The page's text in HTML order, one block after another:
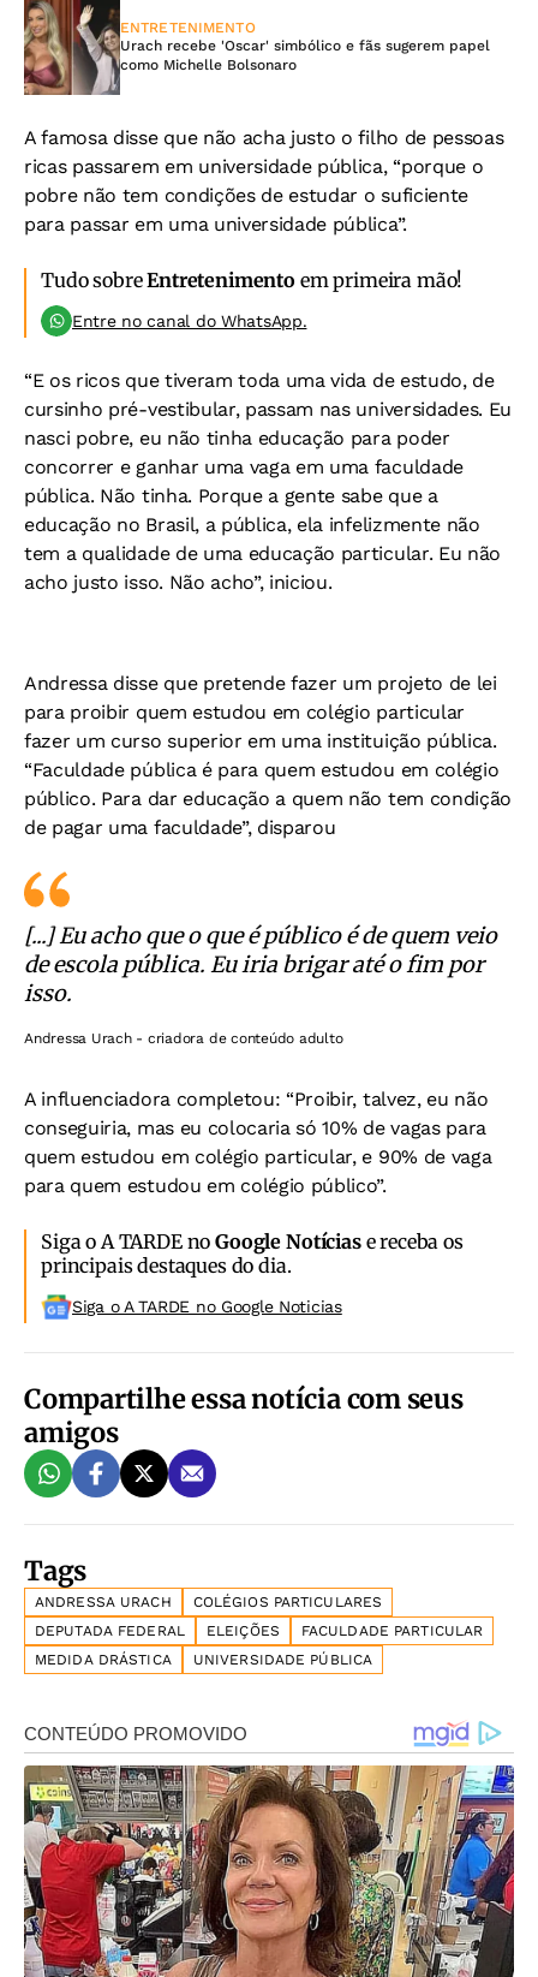
ENTRETENIMENTO
Urach recebe 'Oscar' simbólico e fãs sugerem papel
como Michelle Bolsonaro
A famosa disse que não acha justo o filho de pessoas
ricas passarem em universidade pública, “porque o
pobre não tem condições de estudar o suficiente
para passar em uma universidade pública”.
Tudo sobreEntretenimento em primeira mão!
Entre no canal do WhatsApp.
“E os ricos que tiveram toda uma vida de estudo, de
cursinho pré-vestibular, passam nas universidades. Eu
nasci pobre, eu não tinha educação para poder
concorrer e ganhar uma vaga em uma faculdade
pública. Não tinha. Porque a gente sabe que a
educação no Brasil, a pública, ela infelizmente não
tem a qualidade de uma educação particular. Eu não
acho justo isso. Não acho”, iniciou.
Andressa disse que pretende fazer um projeto de lei
para proibir quem estudou em colégio particular
fazer um curso superior em uma instituição pública.
“Faculdade pública é para quem estudou em colégio
público. Para dar educação a quem não tem condição
de pagar uma faculdade”, disparou
[...] Eu acho que o que é público é de quem veio
de escola pública. Eu iria brigar até o fim por
isso.
Andressa Urach - criadora de conteúdo adulto
A influenciadora completou: “Proibir, talvez, eu não
conseguiria, mas eu colocaria só 10% de vagas para
quem estudou em colégio particular, e 90% de vaga
para quem estudou em colégio público”.
Siga o A TARDE noGoogle Notíciase receba os
principais destaques do dia.
Siga o A TARDE no Google Noticias
Compartilhe essa notícia com seus
amigos
Tags
ANDRESSA URACH
COLÉGIOS PARTICULARES
DEPUTADA FEDERAL
ELEIÇÕES
FACULDADE PARTICULAR
MEDIDA DRÁSTICA
UNIVERSIDADE PÚBLICA